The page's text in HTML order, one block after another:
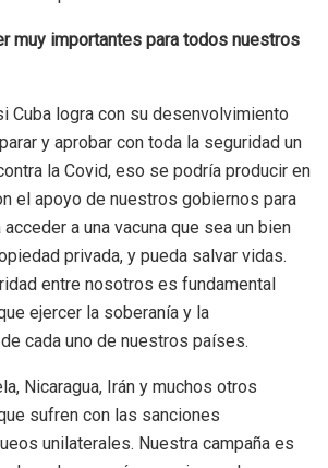
muy importantes para todos nuestros
Cuba logra con su desenvolvimiento
y aprobar con toda la seguridad un
la Covid, eso se podría producir en
el apoyo de nuestros gobiernos para
a una vacuna que sea un bien
privada, y pueda salvar vidas.
entre nosotros es fundamental
ejercer la soberanía y la
cada uno de nuestros países.
Nicaragua, Irán y muchos otros
sufren con las sanciones
unilaterales. Nuestra campaña es